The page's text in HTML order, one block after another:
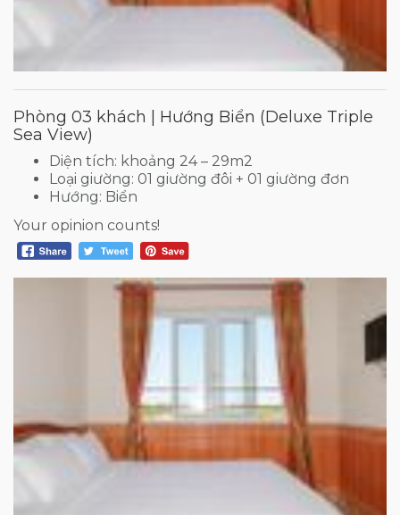
Phòng 03 khách | Hướng Biển (Deluxe Triple
Sea View)
Diện tích: khoảng 24 – 29m2
Loại giường: 01 giường đôi + 01 giường đơn
Hướng: Biển
Your opinion counts!